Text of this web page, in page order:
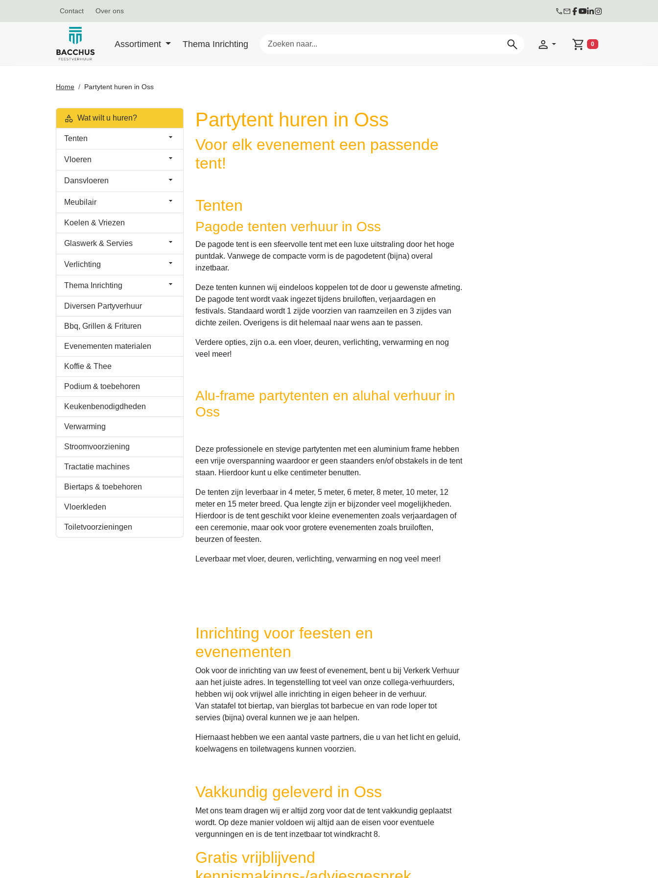
Contact Over ons
Assortiment Thema Inrichting
Winkelwagen
0
Home Partytent huren in Oss
Wat wilt u huren?
Tenten
Vloeren
Dansvloeren
Meubilair
Koelen & Vriezen
Glaswerk & Servies
Verlichting
Thema Inrichting
Diversen Partyverhuur
Bbq, Grillen & Frituren
Evenementen materialen
Koffie & Thee
Podium & toebehoren
Keukenbenodigdheden
Verwarming
Stroomvoorziening
Tractatie machines
Biertaps & toebehoren
Vloerkleden
Toiletvoorzieningen
Partytent huren in Oss
Voor elk evenement een passende
tent!
Tenten
Pagode tenten verhuur in Oss
De pagode tent is een sfeervolle tent met een luxe uitstraling door het hoge
puntdak. Vanwege de compacte vorm is de pagodetent (bijna) overal
inzetbaar.
Deze tenten kunnen wij eindeloos koppelen tot de door u gewenste afmeting.
De pagode tent wordt vaak ingezet tijdens bruiloften, verjaardagen en
festivals. Standaard wordt 1 zijde voorzien van raamzeilen en 3 zijdes van
dichte zeilen. Overigens is dit helemaal naar wens aan te passen.
Verdere opties, zijn o.a. een vloer, deuren, verlichting, verwarming en nog
veel meer!
Alu-frame partytenten en aluhal verhuur in
Oss
Deze professionele en stevige partytenten met een aluminium frame hebben
een vrije overspanning waardoor er geen staanders en/of obstakels in de tent
staan. Hierdoor kunt u elke centimeter benutten.
De tenten zijn leverbaar in 4 meter, 5 meter, 6 meter, 8 meter, 10 meter, 12
meter en 15 meter breed. Qua lengte zijn er bijzonder veel mogelijkheden.
Hierdoor is de tent geschikt voor kleine evenementen zoals verjaardagen of
een ceremonie, maar ook voor grotere evenementen zoals bruiloften,
beurzen of feesten.
Leverbaar met vloer, deuren, verlichting, verwarming en nog veel meer!
Inrichting voor feesten en
evenementen
Ook voor de inrichting van uw feest of evenement, bent u bij Verkerk Verhuur
aan het juiste adres. In tegenstelling tot veel van onze collega-verhuurders,
hebben wij ook vrijwel alle inrichting in eigen beheer in de verhuur.
Van statafel tot biertap, van bierglas tot barbecue en van rode loper tot
servies (bijna) overal kunnen we je aan helpen.
Hiernaast hebben we een aantal vaste partners, die u van het licht en geluid,
koelwagens en toiletwagens kunnen voorzien.
Vakkundig geleverd in Oss
Met ons team dragen wij er altijd zorg voor dat de tent vakkundig geplaatst
wordt. Op deze manier voldoen wij altijd aan de eisen voor eventuele
vergunningen en is de tent inzetbaar tot windkracht 8.
Gratis vrijblijvend